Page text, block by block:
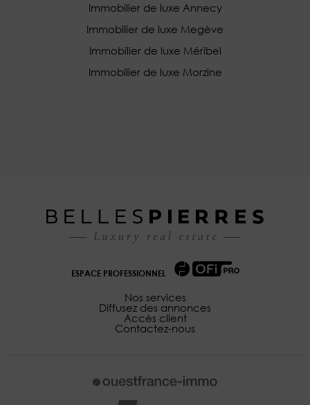
Immobilier de luxe Annecy
Immobilier de luxe Megève
Immobilier de luxe Méribel
Immobilier de luxe Morzine
ESPACE PROFESSIONNEL
Nos services
Diffusez des annonces
Accès client
Contactez-nous